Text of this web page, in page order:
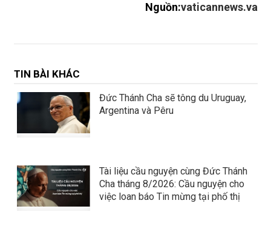
Nguồn:vaticannews.va
TIN BÀI KHÁC
Đức Thánh Cha sẽ tông du Uruguay,
Argentina và Pêru
Tài liệu cầu nguyện cùng Đức Thánh
Cha tháng 8/2026: Cầu nguyện cho
việc loan báo Tin mừng tại phố thị